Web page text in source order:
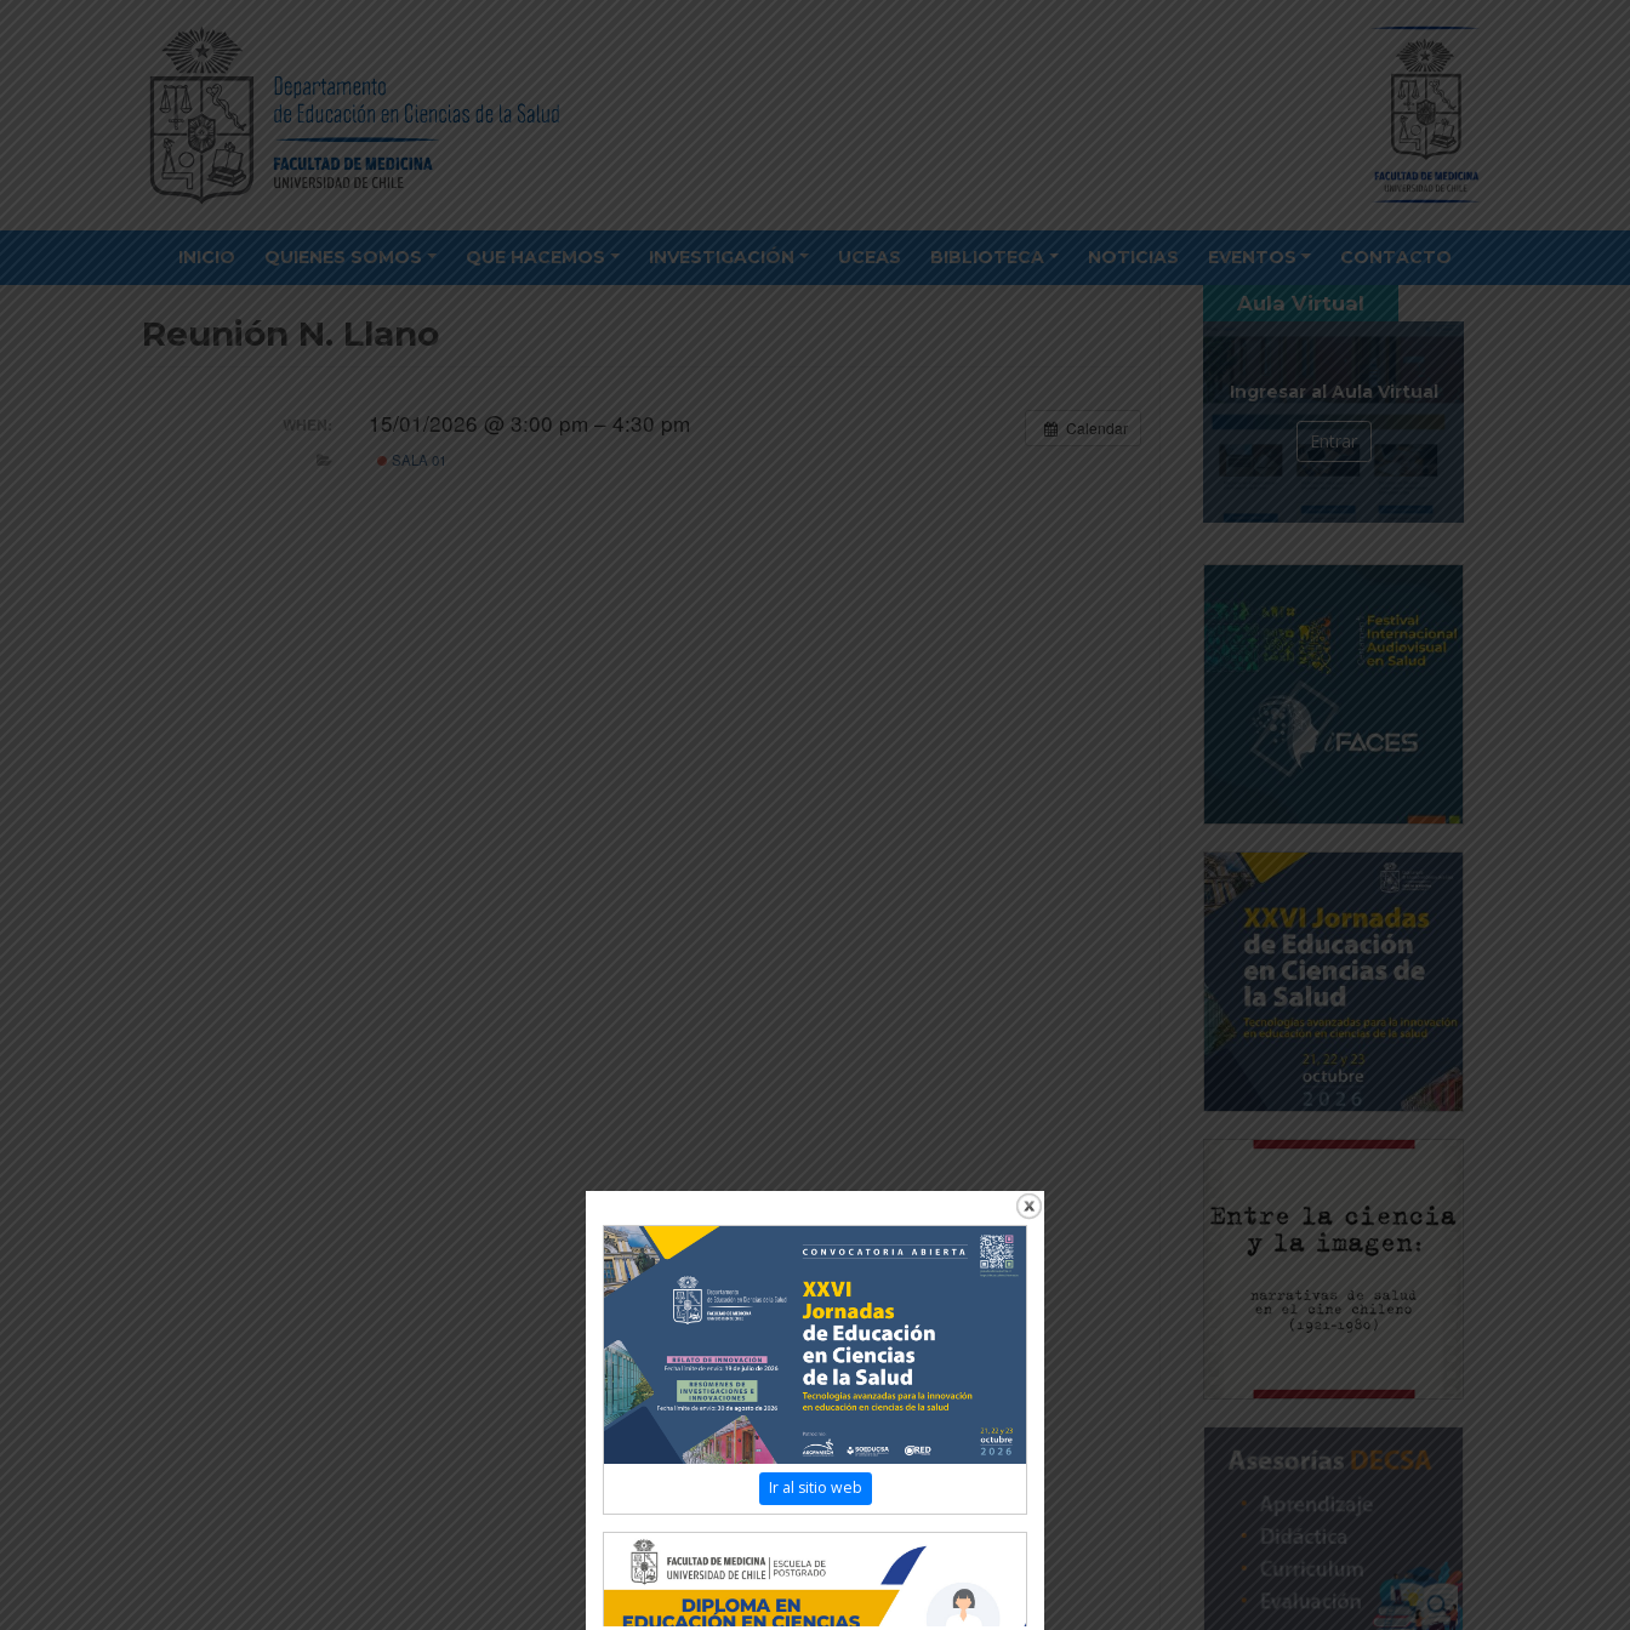
INICIO QUIENES SOMOS QUE HACEMOS INVESTIGACIÓN UCEAS BIBLIOTECA NOTICIAS EVENTOS CONTACTO
Reunión N. Llano
Calendar
WHEN: 15/01/2026 @ 3:00 pm – 4:30 pm
SALA 01
Aula Virtual
Ingresar al Aula Virtual
Entrar
Ir al sitio web